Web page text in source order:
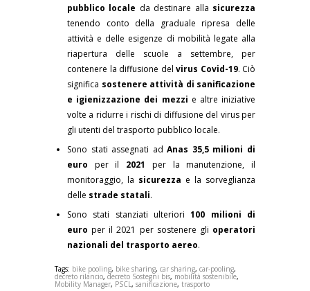
pubblico locale da destinare alla sicurezza
tenendo conto della graduale ripresa delle
attività e delle esigenze di mobilità legate alla
riapertura delle scuole a settembre, per
contenere la diffusione del virus Covid-19. Ciò
significa sostenere attività di sanificazione
e igienizzazione dei mezzi e altre iniziative
volte a ridurre i rischi di diffusione del virus per
gli utenti del trasporto pubblico locale.
Sono stati assegnati adAnas 35,5 milioni di
euro per il 2021
per la manutenzione, il
monitoraggio, la sicurezza e la sorveglianza
delle strade statali.
Sono stati stanziati ulteriori100 milioni di
euro per il 2021 per sostenere gli operatori
nazionali del trasporto aereo.
Tags: bike pooling, bike sharing, car sharing, car-pooling,
decreto rilancio, decreto Sostegni bis, mobilità sostenibile,
Mobility Manager, PSCL, sanificazione, trasporto